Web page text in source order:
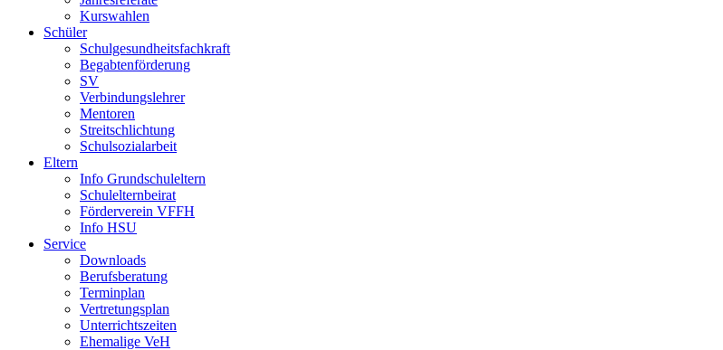
Kurswahlen
Schüler
Schulgesundheitsfachkraft
Begabtenförderung
SV
Verbindungslehrer
Mentoren
Streitschlichtung
Schulsozialarbeit
Eltern
Info Grundschuleltern
Schulelternbeirat
Förderverein VFFH
Info HSU
Service
Downloads
Berufsberatung
Terminplan
Vertretungsplan
Unterrichtszeiten
Ehemalige VeH